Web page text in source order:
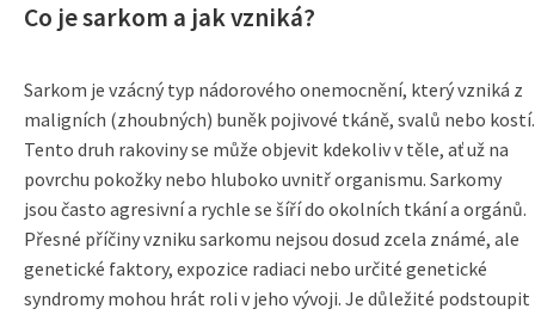
Co je sarkom a jak vzniká?
Sarkom je vzácný typ nádorového onemocnění, který vzniká z
maligních (zhoubných) buněk pojivové tkáně, svalů nebo kostí.
Tento druh rakoviny se může objevit kdekoliv v těle, ať už na
povrchu pokožky nebo hluboko uvnitř organismu. Sarkomy
jsou často agresivní a rychle se šíří do okolních tkání a orgánů.
Přesné příčiny vzniku sarkomu nejsou dosud zcela známé, ale
genetické faktory, expozice radiaci nebo určité genetické
syndromy mohou hrát roli v jeho vývoji. Je důležité podstoupit